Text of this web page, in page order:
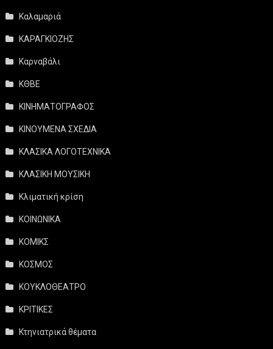
Καλαμαριά
ΚΑΡΑΓΚΙΟΖΗΣ
Καρναβάλι
ΚΘΒΕ
ΚΙΝΗΜΑΤΟΓΡΑΦΟΣ
ΚΙΝΟΥΜΕΝΑ ΣΧΕΔΙΑ
ΚΛΑΣΙΚΑ ΛΟΓΟΤΕΧΝΙΚΑ
ΚΛΑΣΙΚΗ ΜΟΥΣΙΚΗ
Κλιματική κρίση
ΚΟΙΝΩΝΙΚΑ
ΚΟΜΙΚΣ
ΚΟΣΜΟΣ
ΚΟΥΚΛΟΘΕΑΤΡΟ
ΚΡΙΤΙΚΕΣ
Κτηνιατρικά θέματα